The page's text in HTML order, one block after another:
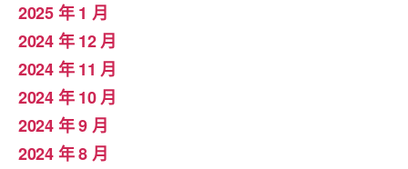
2025 年 1 月
2024 年 12 月
2024 年 11 月
2024 年 10 月
2024 年 9 月
2024 年 8 月